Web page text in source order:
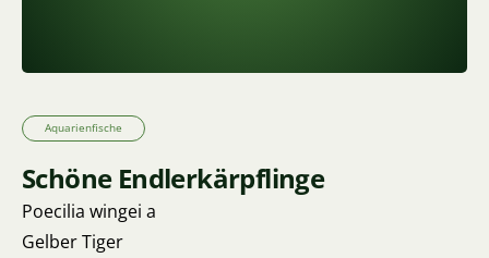
Aquarienfische
Schöne Endlerkärpflinge
Poecilia wingei a
Gelber Tiger